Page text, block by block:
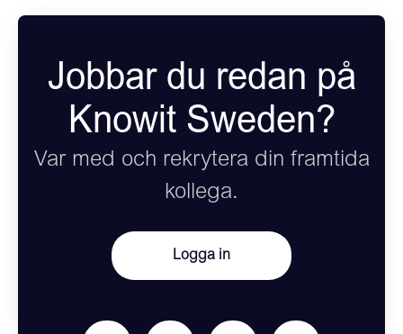
Jobbar du redan på
Knowit Sweden?
Var med och rekrytera din framtida
kollega.
Logga in